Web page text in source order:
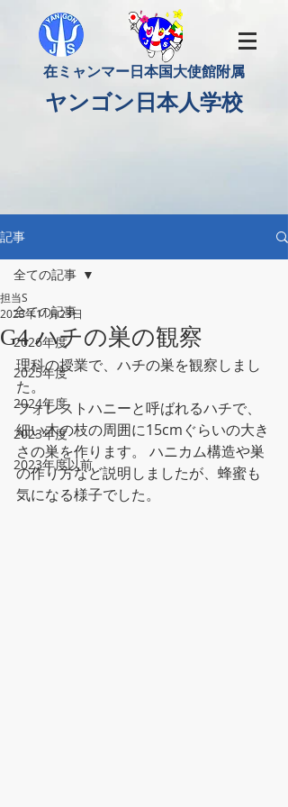
​在ミャンマー日本国大使館附属
​ヤンゴン日本人学校
記事
全ての記事
2026年度
2025年度
2024年度
2023年度
2023年度以前
全ての記事
G4 ハチの巣の観察
担当S
2023年11月23日
理科の授業で、ハチの巣を観察しまし
た。
フォレストハニーと呼ばれるハチで、
細い木の枝の周囲に15cmぐらいの大き
さの巣を作ります。 ハニカム構造や巣
の作り方など説明しましたが、蜂蜜も
気になる様子でした。